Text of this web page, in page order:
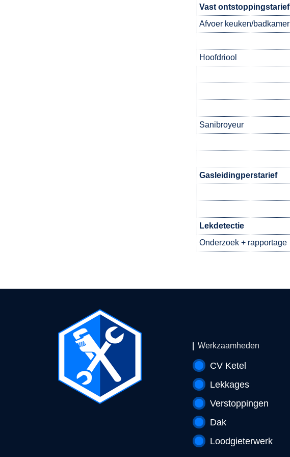
Vast ontstoppingstarief
Afvoer keuken/badkamer
Hoofdriool
Sanibroyeur
Gasleidingperstarief
Lekdetectie
Onderzoek + rapportage
Werkzaamheden
CV Ketel
Lekkages
Verstoppingen
Dak
Loodgieterwerk